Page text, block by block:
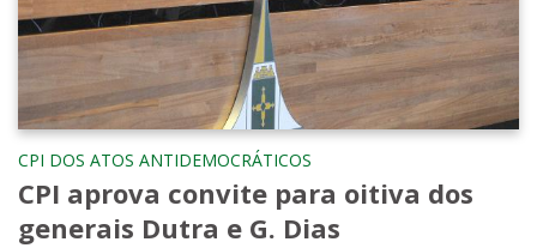
CPI DOS ATOS ANTIDEMOCRÁTICOS
CPI aprova convite para oitiva dos
generais Dutra e G. Dias